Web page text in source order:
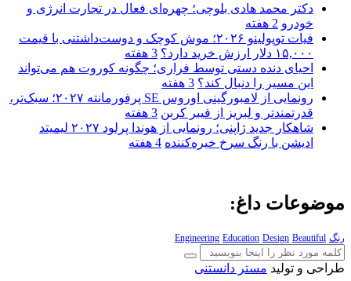
دکتر محمد هادی بلوچی؛ چهره‌ای فعال در تجارت انرژی و
خودرو 2 هفته
فیات توپولینو ۲۰۲۶؛ موش کوچک و دوست‌داشتنی با قیمت
۱۵,۰۰۰ دلار ارزش خرید دارد؟
3 هفته
احیای دنده دستی توسط فراری؛ چگونه کوروت هم می‌تواند
این مسیر را دنبال کند؟ 3 هفته
رونمایی از لامبورگینی اوروس SE پرفورمانته ۲۰۲۷؛ سبک‌تر،
قدرتمندتر و لبریز از فیبر کربن 3 هفته
شاهکار جدید ژاپنی؛ رونمایی از هوندا پرلود ۲۰۲۷ لیمیتد
ادیشن با رنگ سرخ خیره‌کننده 4 هفته
موضوعات داغ:
رنگ Engineering Education Design Beautiful
طراحی و تولید مستر دانستنی